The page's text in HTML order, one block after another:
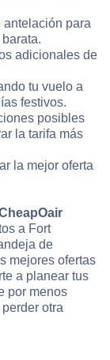
antelación para
adicionales de
tu vuelo a
festivos.
posibles
la tarifa más
la mejor oferta
a Fort
de
mejores ofertas
a planear tus
por menos
otra